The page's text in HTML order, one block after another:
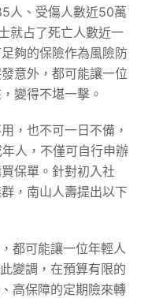
人、受傷人數近50萬
就占了死亡人數近一
夠的保險作為風險防
意外，都可能讓一位
變得不堪一擊。
，也不可一日不備，
人，不僅可自行申辦
保單。針對初入社
，南山人壽提出以下
都可能讓一位年輕人
變調，在預算有限的
高保障的定期險來轉